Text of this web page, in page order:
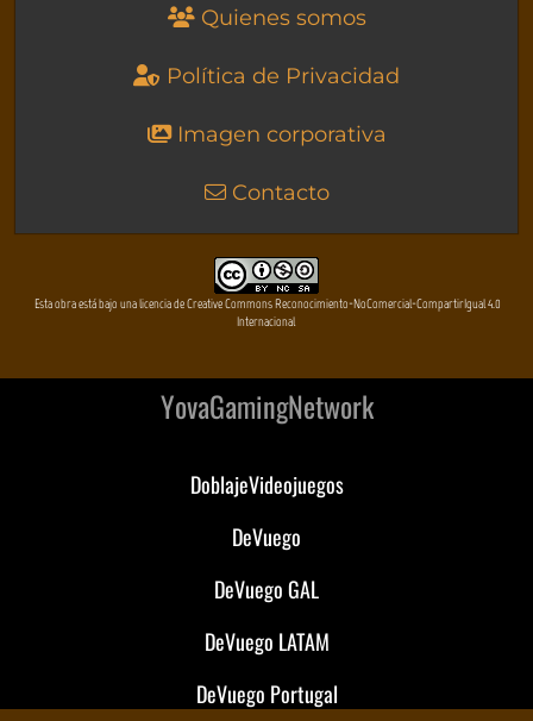
Quienes somos
Política de Privacidad
Imagen corporativa
Contacto
Esta obra está bajo una licencia de Creative Commons Reconocimiento-NoComercial-CompartirIgual 4.0
Internacional
YovaGamingNetwork
DoblajeVideojuegos
DeVuego
DeVuego GAL
DeVuego LATAM
DeVuego Portugal